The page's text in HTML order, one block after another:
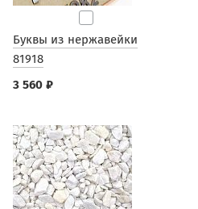
Буквы из нержавейки
81918
3 560 ₽